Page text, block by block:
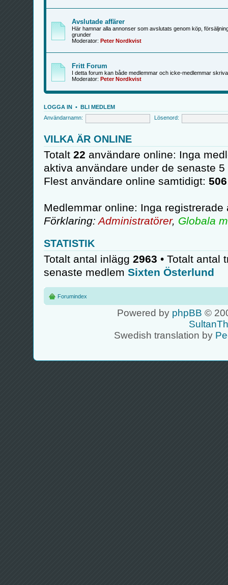
Avslutade affärer
Här hamnar alla annonser som avslutats genom köp,
grunder
Moderator: Peter Nordkvist
Fritt Forum
I detta forum kan både medlemmar och icke-medlemmar
Moderator: Peter Nordkvist
LOGGA IN • BLI MEDLEM
Användarnamn:
Lösenord:
VILKA ÄR ONLINE
Totalt 22 användare online: Inga
aktiva användare under de senaste
Flest användare online samtidigt: 506
Medlemmar online: Inga registrerade
Förklaring: Administratörer, Globala
STATISTIK
Totalt antal inlägg 2963 • Totalt antal
senaste medlem Sixten Österlund
Forumindex
Powered by phpBB ©
Swedish translation by